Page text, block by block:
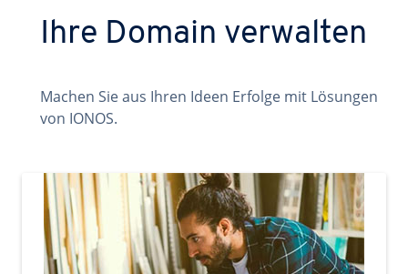
Ihre Domain verwalten
Machen Sie aus Ihren Ideen Erfolge mit Lösungen
von IONOS.